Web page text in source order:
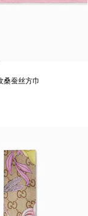
桑蚕丝方巾